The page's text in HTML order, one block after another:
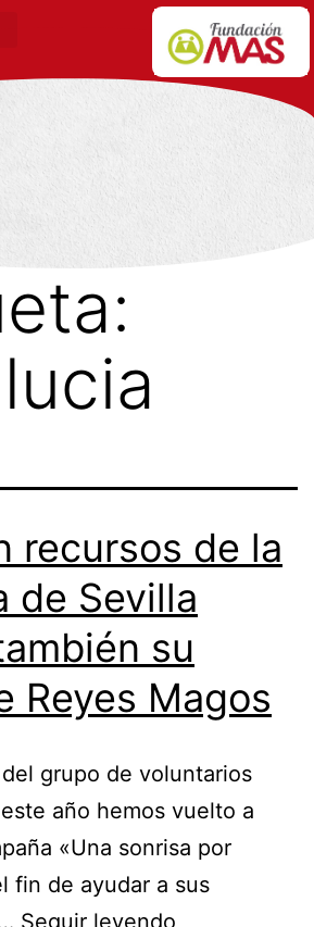
recursos de la
de Sevilla
su
Reyes Magos
grupo de voluntarios
año hemos vuelto a
«Una sonrisa por
fin de ayudar a sus